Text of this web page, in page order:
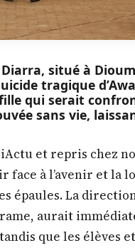
Diarra, situé à
tragique
qui serait
sans vie,
et repris chez
face à l’avenir et la
épaules. La
aurait
que les élèves